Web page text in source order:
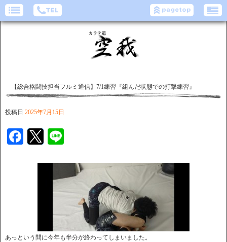
【総合格闘技担当フルミ通信】7/1練習『組んだ状態での打撃練習』
投稿日 2025年7月15日
Facebook
Twitter
あっという間に今年も半分が終わってしまいました。